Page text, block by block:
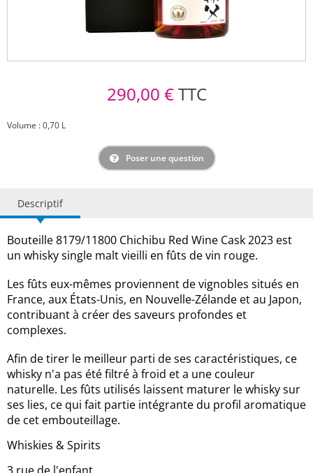
290,00 €TTC
Volume : 0,70 L
Poser une question
Descriptif
Bouteille 8179/11800 Chichibu Red Wine Cask 2023 est
un whisky single malt vieilli en fûts de vin rouge.
Les fûts eux-mêmes proviennent de vignobles situés en
France, aux États-Unis, en Nouvelle-Zélande et au Japon,
contribuant à créer des saveurs profondes et
complexes.
Afin de tirer le meilleur parti de ses caractéristiques, ce
whisky n'a pas été filtré à froid et a une couleur
naturelle. Les fûts utilisés laissent maturer le whisky sur
ses lies, ce qui fait partie intégrante du profil aromatique
de cet embouteillage.
Whiskies & Spirits